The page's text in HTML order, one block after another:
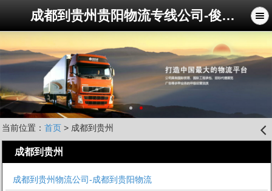
成都到贵州贵阳物流专线公司-俊亚物流公司
当前位置： 首页> 成都到贵州 󰊒
成都到贵州
成都到贵州物流公司-成都到贵阳物流